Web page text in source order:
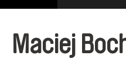
Maciej